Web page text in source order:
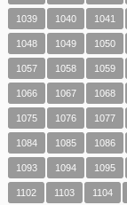
1039 1040 1041
1048 1049 1050
1057 1058 1059
1066 1067 1068
1075 1076 1077
1084 1085 1086
1093 1094 1095
1102 1103 1104